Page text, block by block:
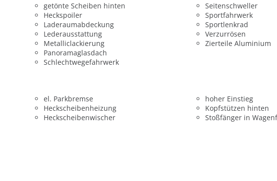
getönte Scheiben hinten
Heckspoiler
Laderaumabdeckung
Lederausstattung
Metalliclackierung
Panoramaglasdach
Schlechtwegefahrwerk
Seitenschweller
Sportfahrwerk
Sportlenkrad
Verzurrösen
Zierteile Aluminium
el. Parkbremse
Heckscheibenheizung
Heckscheibenwischer
hoher Einstieg
Kopfstützen hinten
Stoßfänger in